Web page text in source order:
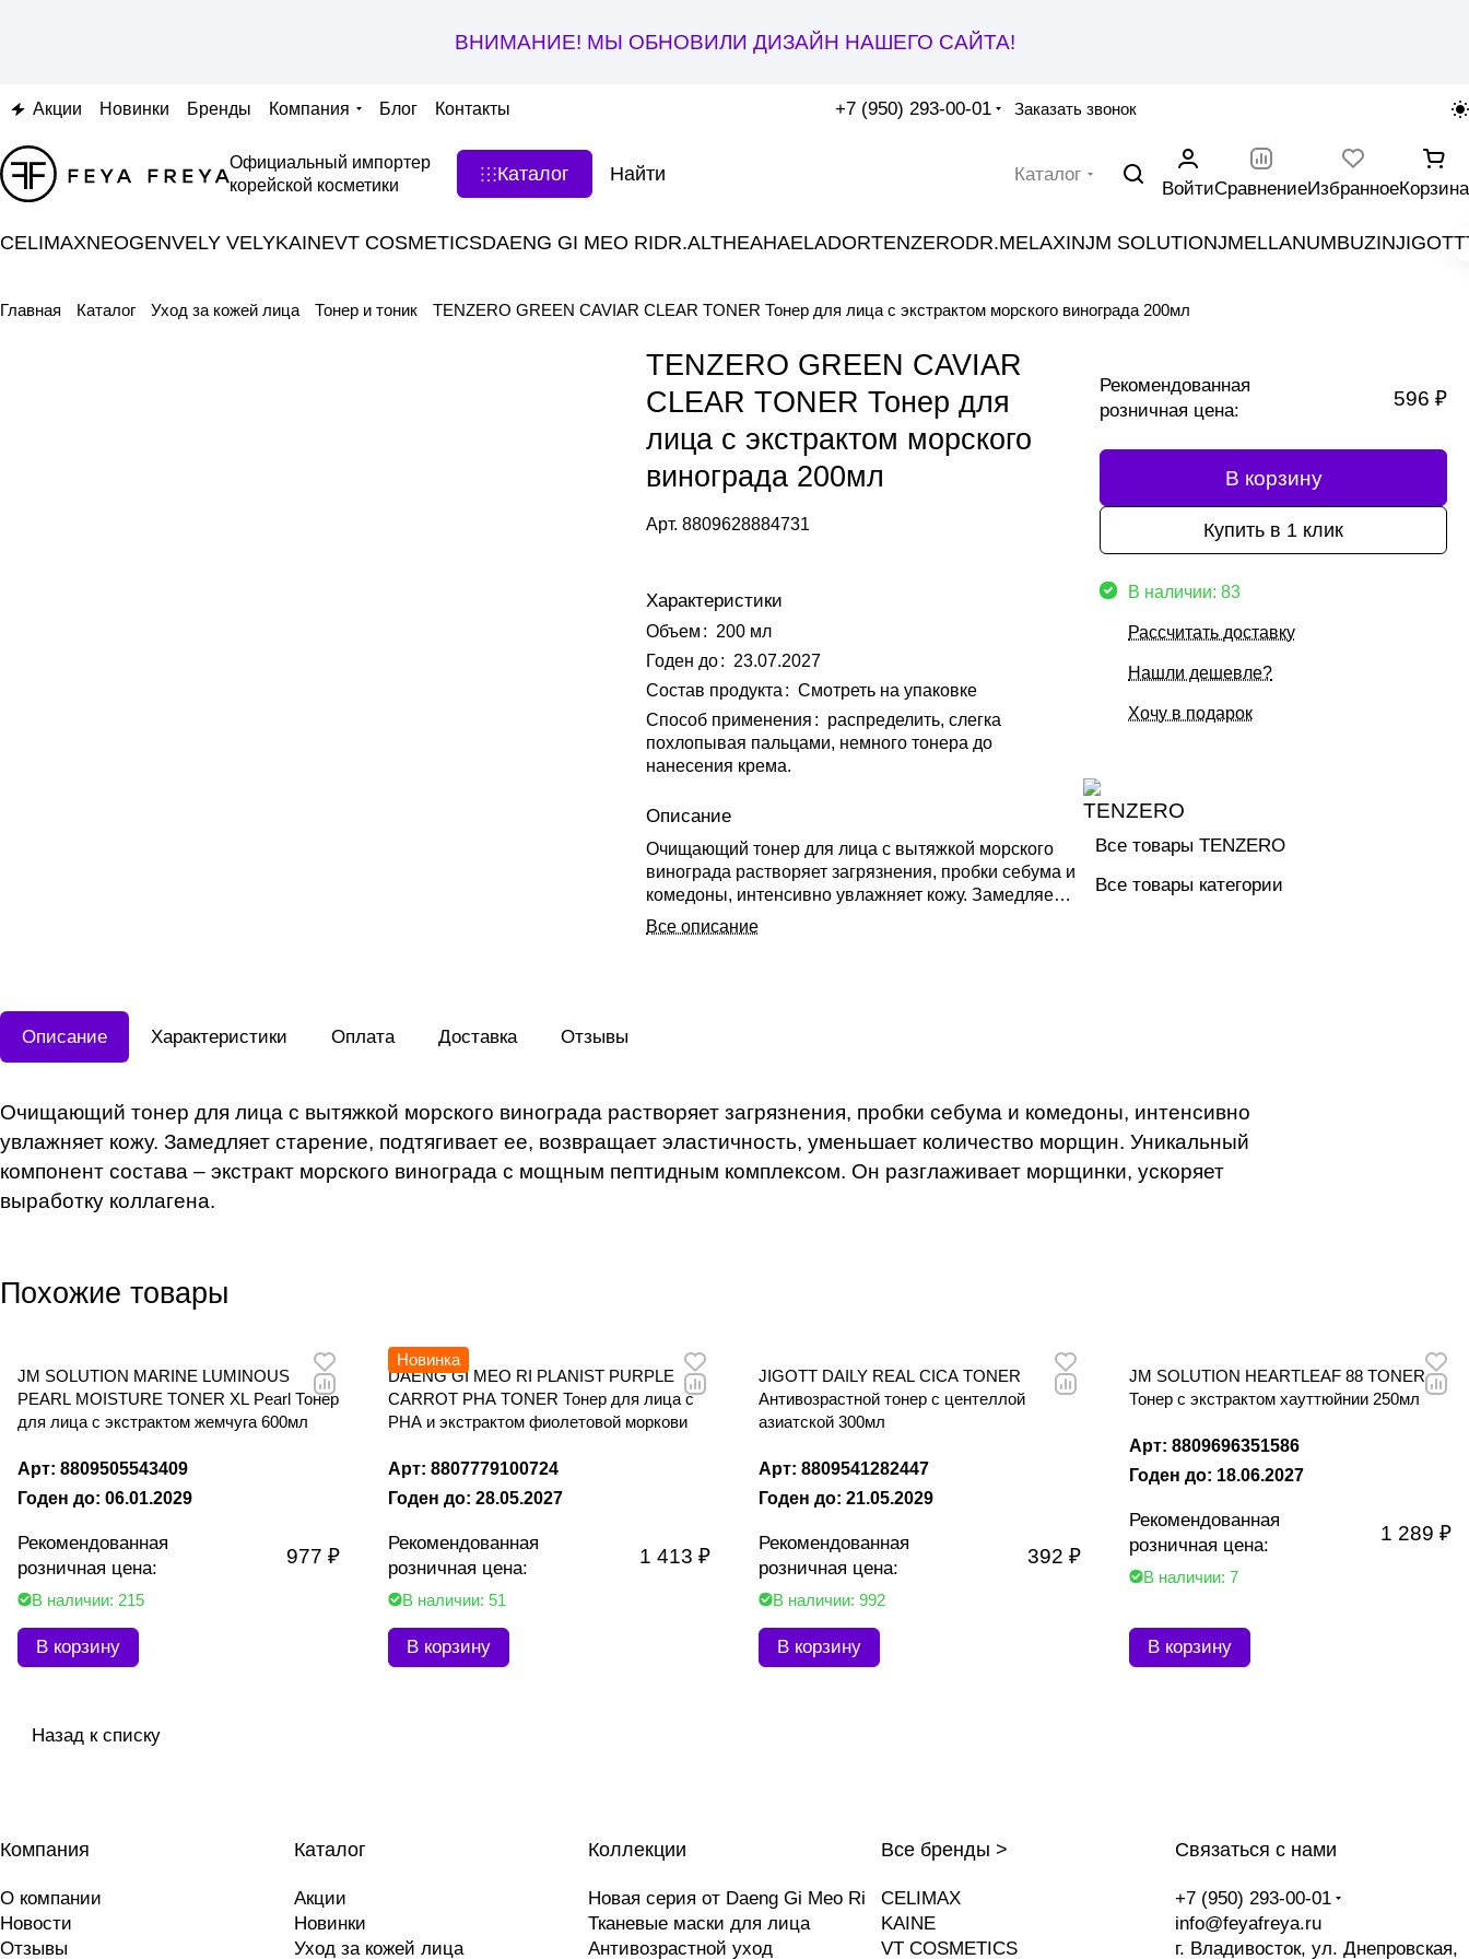
ВНИМАНИЕ! МЫ ОБНОВИЛИ ДИЗАЙН НАШЕГО САЙТА!
Акции Новинки Бренды Компания Блог Контакты +7 (950) 293-00-01 Заказать звонок
Официальный импортер
корейской косметики
Каталог Каталог
ВойтиСравнениеИзбранноеКорзина
CELIMAXNEOGENVELY VELYKAINEVT COSMETICSDAENG GI MEO RIDR.ALTHEAHAELADORTENZERODR.MELAXINJM SOLUTIONJMELLANUMBUZINJIGOTT
Главная Каталог Уход за кожей лица Тонер и тоник TENZERO GREEN CAVIAR CLEAR TONER Тонер для лица с экстрактом морского винограда 200мл
TENZERO GREEN CAVIAR
CLEAR TONER Тонер для
лица с экстрактом морского
винограда 200мл
Арт.8809628884731
Характеристики
Объем : 200 мл
Годен до: 23.07.2027
Состав продукта : Смотреть на упаковке
Способ применения : распределить, слегка
похлопывая пальцами, немного тонера до
нанесения крема.
Описание
Очищающий тонер для лица с вытяжкой морского
винограда растворяет загрязнения, пробки себума и
комедоны, интенсивно увлажняет кожу. Замедляет
старение, подтягивает ее, возвращает эластичность,
уменьшает количество морщин. Уникальный
Все описание
Рекомендованная
розничная цена:
596 ₽
В корзину
Купить в 1 клик
В наличии: 83
Рассчитать доставку
Нашли дешевле?
Хочу в подарок
Все товары TENZERO
Все товары категории
Описание Характеристики Оплата Доставка Отзывы
Очищающий тонер для лица с вытяжкой морского винограда растворяет загрязнения, пробки себума и комедоны, интенсивно
увлажняет кожу. Замедляет старение, подтягивает ее, возвращает эластичность, уменьшает количество морщин. Уникальный
компонент состава – экстракт морского винограда с мощным пептидным комплексом. Он разглаживает морщинки, ускоряет
выработку коллагена.
Похожие товары
JM SOLUTION MARINE LUMINOUS
PEARL MOISTURE TONER XL Pearl Тонер
для лица с экстрактом жемчуга 600мл
Арт: 8809505543409
Годен до: 06.01.2029
Рекомендованная
розничная цена:
977 ₽
В наличии: 215
В корзину
Новинка
DAENG GI MEO RI PLANIST PURPLE
CARROT PHA TONER Тонер для лица с
РНА и экстрактом фиолетовой моркови
Арт: 8807779100724
Годен до: 28.05.2027
Рекомендованная
розничная цена:
1 413 ₽
В наличии: 51
В корзину
JIGOTT DAILY REAL CICA TONER
Антивозрастной тонер с центеллой
азиатской 300мл
Арт: 8809541282447
Годен до: 21.05.2029
Рекомендованная
розничная цена:
392 ₽
В наличии: 992
В корзину
JM SOLUTION HEARTLEAF 88 TONER
Тонер с экстрактом хауттюйнии 250мл
Арт: 8809696351586
Годен до: 18.06.2027
Рекомендованная
розничная цена:
1 289 ₽
В наличии: 7
В корзину
Назад к списку
Каталог
Акции
Новинки
Уход за кожей лица
Компания
О компании
Новости
Отзывы
Коллекции
Новая серия от Daeng Gi Meo Ri
Тканевые маски для лица
Антивозрастной уход
Все бренды >
CELIMAX
KAINE
VT COSMETICS
Связаться с нами
+7 (950) 293-00-01
info@feyafreya.ru
г. Владивосток, ул. Днепровская,